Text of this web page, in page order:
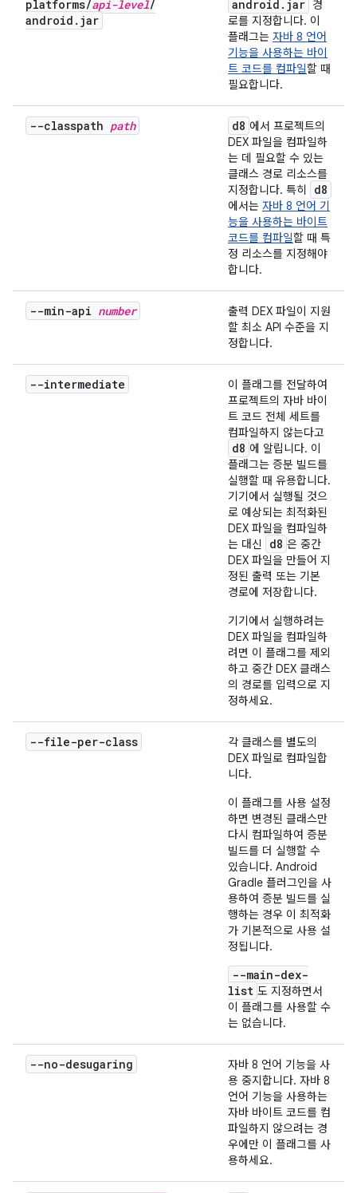
platforms/api-level/
android . jar
android . jar 경
로를 지정합니다. 이
플래그는 자바 8 언어
기능을 사용하는 바이
트 코드를 컴파일할 때
필요합니다.
--classpath path d8 에서 프로젝트의
DEX 파일을 컴파일하
는 데 필요할 수 있는
클래스 경로 리소스를
지정합니다. 특히
d8
에서는 자바 8 언어 기
능을 사용하는 바이트
코드를 컴파일할 때 특
정 리소스를 지정해야
합니다.
--min-api number
출력 DEX 파일이 지원
할 최소 API 수준을 지
정합니다.
--intermediate
이 플래그를 전달하여
프로젝트의 자바 바이
트 코드 전체 세트를
컴파일하지 않는다고
d8 에 알립니다. 이
플래그는 증분 빌드를
실행할 때 유용합니다.
기기에서 실행될 것으
로 예상되는 최적화된
DEX 파일을 컴파일하
는 대신
d8 은 중간
DEX 파일을 만들어 지
정된 출력 또는 기본
경로에 저장합니다.
기기에서 실행하려는
DEX 파일을 컴파일하
려면 이 플래그를 제외
하고 중간 DEX 클래스
의 경로를 입력으로 지
정하세요.
--file-per-class
각 클래스를 별도의
DEX 파일로 컴파일합
니다.
이 플래그를 사용 설정
하면 변경된 클래스만
다시 컴파일하여 증분
빌드를 더 실행할 수
있습니다. Android
Gradle 플러그인을 사
용하여 증분 빌드를 실
행하는 경우 이 최적화
가 기본적으로 사용 설
정됩니다.
--main-dex-
list 도 지정하면서
이 플래그를 사용할 수
는 없습니다.
--no-desugaring
자바 8 언어 기능을 사
용 중지합니다. 자바 8
언어 기능을 사용하는
자바 바이트 코드를 컴
파일하지 않으려는 경
우에만 이 플래그를 사
용하세요.